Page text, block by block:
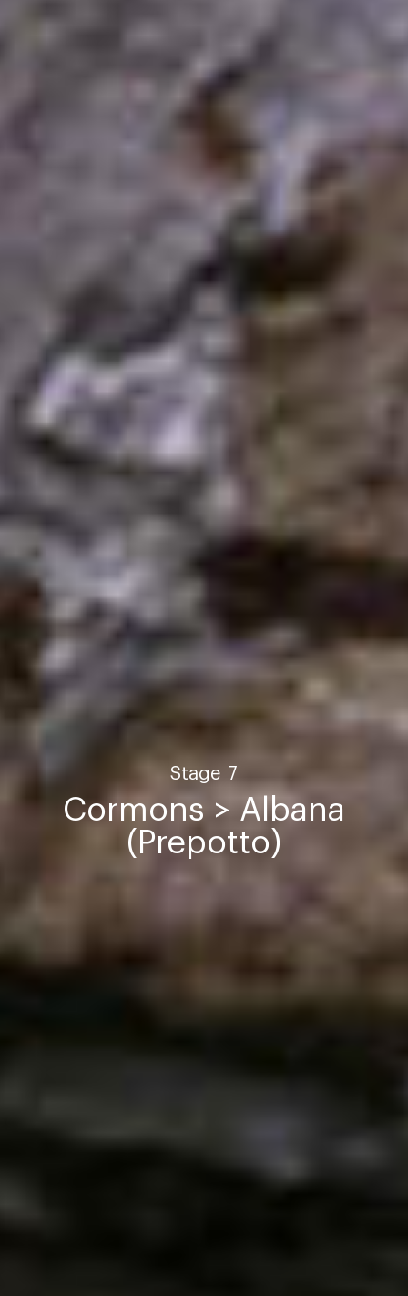
Stage 7
Cormons > Albana
(Prepotto)